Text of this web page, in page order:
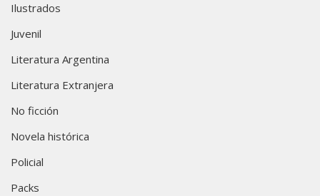
Ilustrados
Juvenil
Literatura Argentina
Literatura Extranjera
No ficción
Novela histórica
Policial
Packs